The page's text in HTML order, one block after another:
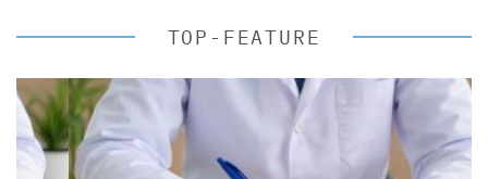
TOP-FEATURE